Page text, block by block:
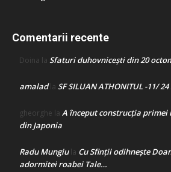
Comentarii recente
Doina la Sfaturi duhovnicești din 20
amaladla SF SILUAN ATHONITUL -11/ 24
gheorghe la A început construcţia
din Japonia
Radu Mungiula Cu Sfinții odihnește
adormitei roabei Tale…